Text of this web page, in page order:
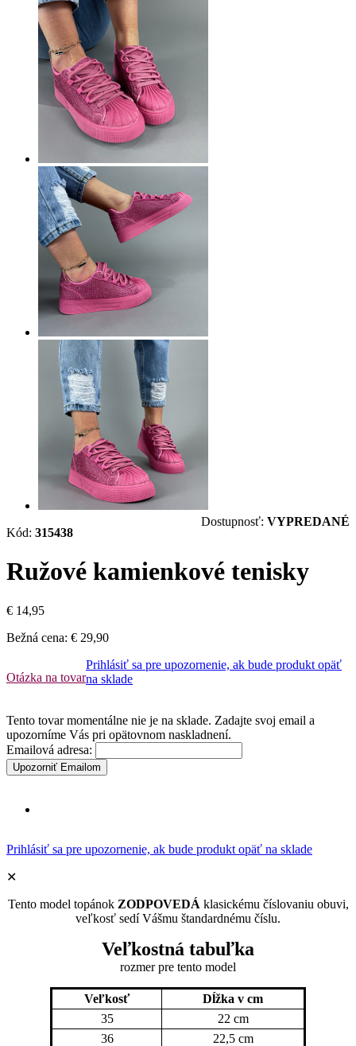
Kód: 315438
Dostupnosť: VYPREDANÉ
Ružové kamienkové tenisky
€ 14,95
Bežná cena: € 29,90
Otázka na tovar
Prihlásiť sa pre upozornenie, ak bude produkt opäť
na sklade
Tento tovar momentálne nie je na sklade. Zadajte svoj email a
upozorníme Vás pri opätovnom naskladnení.
Emailová adresa:
Upozorniť Emailom
Prihlásiť sa pre upozornenie, ak bude produkt opäť na sklade
✕
Tento model topánok ZODPOVEDÁ klasickému číslovaniu obuvi,
veľkosť sedí Vášmu štandardnému číslu.
Veľkostná tabuľka
rozmer pre tento model
Veľkosť
Dĺžka v cm
35
22 cm
36
22,5 cm